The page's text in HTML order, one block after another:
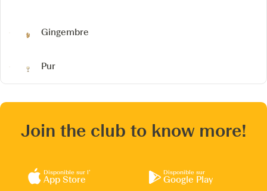
Gingembre
Pur
Join the club to know more!
Disponible sur l’
App Store
Disponible sur
Google Play